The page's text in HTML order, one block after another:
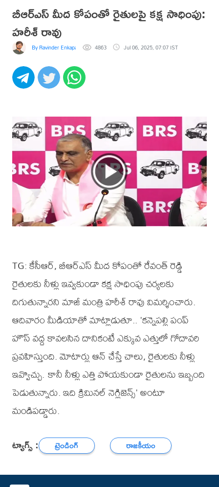
బీఆర్ఎస్ మీద కోపంతో రైతులపై కక్ష సాధింపు:
హరీశ్ రావు
By Ravinder Enkapally 4863 Jul 06, 2025, 07:07 IST
TG: కేసీఆర్, బీఆర్ఎస్ మీద కోపంతో రేవంత్ రెడ్డి
రైతులకు నీళ్లు ఇవ్వకుండా కక్ష సాధింపు చర్యలకు
దిగుతున్నారని మాజీ మంత్రి హరీశ్ రావు విమర్శించారు.
ఆదివారం మీడియాతో మాట్లాడుతూ.. 'కన్నెపల్లి పంప్
హౌస్ వద్ద కావలసిన దానికంటే ఎక్కువ ఎత్తులో గోదావరి
ప్రవహిస్తుంది. మోటార్లు ఆన్ చేస్తే చాలు, రైతులకు నీళ్లు
ఇవ్వొచ్చు. కానీ నీళ్లు ఎత్తి పోయకుండా రైతులను ఇబ్బంది
పెడుతున్నారు. ఇది క్రిమినల్ నెగ్లిజెన్స్' అంటూ
మండిపడ్డారు.
ట్యాగ్స్ : ట్రెండింగ్ రాజకీయం